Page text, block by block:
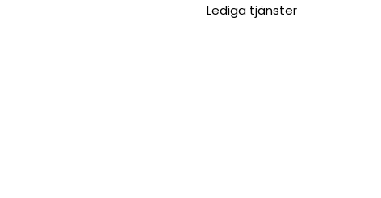
Lediga tjänster